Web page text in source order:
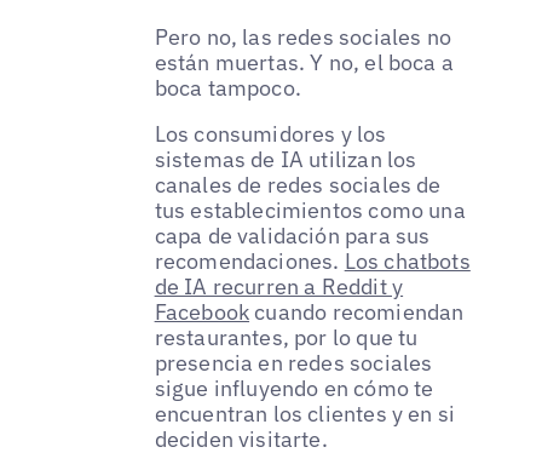
Pero no, las redes sociales no
están muertas. Y no, el boca a
boca tampoco.
Los consumidores y los
sistemas de IA utilizan los
canales de redes sociales de
tus establecimientos como una
capa de validación para sus
recomendaciones. Los chatbots
de IA recurren a Reddit y
Facebookcuando recomiendan
restaurantes, por lo que tu
presencia en redes sociales
sigue influyendo en cómo te
encuentran los clientes y en si
deciden visitarte.